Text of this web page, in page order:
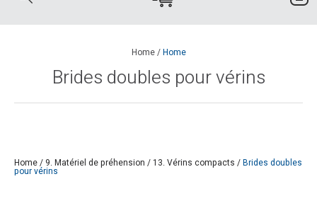
Home/Home
Brides doubles pour vérins
Home/ 9. Matériel de préhension /13. Vérins compacts /Brides doubles
pour vérins